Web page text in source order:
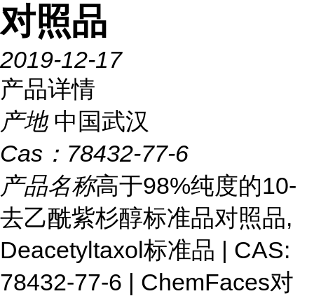
对照品
2019-12-17
产品详情
产地 中国武汉
Cas： 78432-77-6
产品名称高于98%纯度的10-
去乙酰紫杉醇标准品对照品,
Deacetyltaxol标准品 | CAS:
78432-77-6 | ChemFaces对